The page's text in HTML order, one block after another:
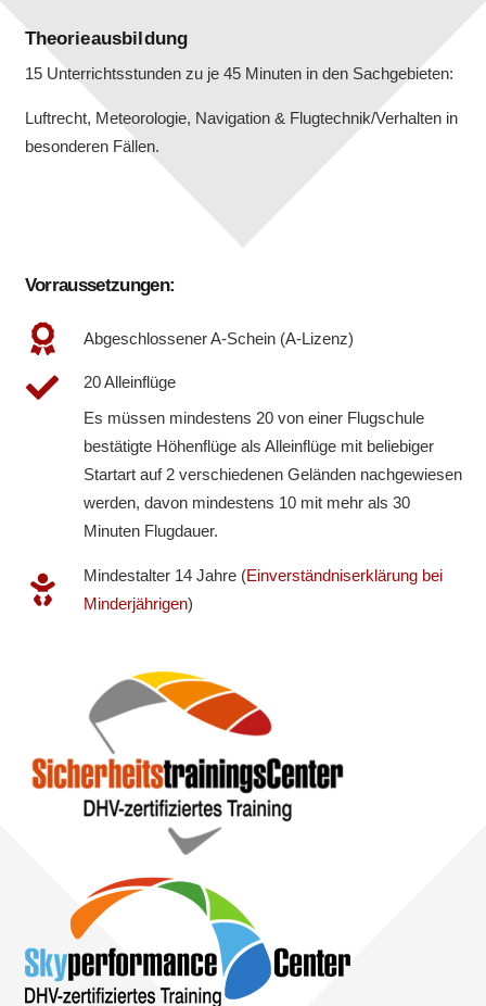
Theorieausbildung
15 Unterrichtsstunden zu je 45 Minuten in den Sachgebieten:
Luftrecht, Meteorologie, Navigation & Flugtechnik/Verhalten in
besonderen Fällen.
Vorraussetzungen:
Abgeschlossener A-Schein (A-Lizenz)
20 Alleinflüge
Es müssen mindestens 20 von einer Flugschule
bestätigte Höhenflüge als Alleinflüge mit beliebiger
Startart auf 2 verschiedenen Geländen nachgewiesen
werden, davon mindestens 10 mit mehr als 30
Minuten Flugdauer.
Mindestalter 14 Jahre (Einverständniserklärung bei
Minderjährigen)